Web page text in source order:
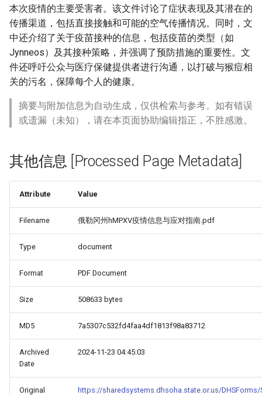
本次疫情的主要受害者。该文件讨论了症状表现及其潜在的
传播渠道，包括直接接触和可能的空气传播情况。同时，文
中还介绍了关于疫苗接种的信息，包括疫苗的类型（如
Jynneos）及其接种策略，并强调了预防措施的重要性。文
件还呼吁公众与医疗保健提供者进行沟通，以打破与猴痘相
关的污名，保障每个人的健康。
摘要与附加信息为自动生成，仅供检索与参考。如有错误
或遗漏（未知），请在本页面协助编辑指正，不胜感激。
其他信息 [Processed Page Metadata]
Attribute Value
Filename 俄勒冈州hMPXV疫情信息与应对指南.pdf
Type document
Format PDF Document
Size 508633 bytes
MD5 7a5307c532fd4faa4df1813f98a83712
Archived
Date
2024-11-23 04:45:03
Original
https://sharedsystems.dhsoha.state.or.us/